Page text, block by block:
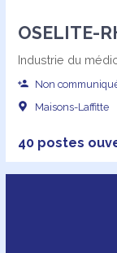
OSELITE-
Industrie du
Non
Maisons-Laffitte
40 postes